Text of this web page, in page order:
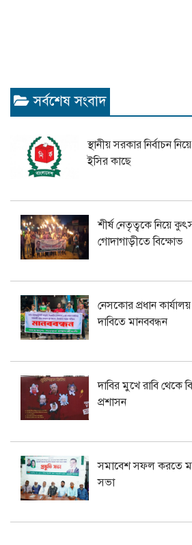
সর্বশেষ সংবাদ
স্থানীয় সরকার নির্বাচন
ইসির কাছে
শীর্ষ নেতৃত্বকে নিয়ে
গোদাগাড়ীতে বিক্ষোভ
নেসকোর প্রধান
দাবিতে মানববন্ধন
দাবির মুখে রাবি থেকে
প্রশাসন
সমাবেশ সফল করতে
সভা